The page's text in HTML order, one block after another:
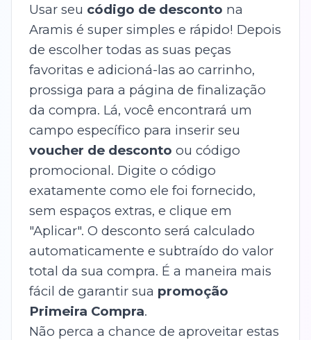
Usar seu código de desconto na
Aramis é super simples e rápido! Depois
de escolher todas as suas peças
favoritas e adicioná-las ao carrinho,
prossiga para a página de finalização
da compra. Lá, você encontrará um
campo específico para inserir seu
voucher de desconto ou código
promocional. Digite o código
exatamente como ele foi fornecido,
sem espaços extras, e clique em
"Aplicar". O desconto será calculado
automaticamente e subtraído do valor
total da sua compra. É a maneira mais
fácil de garantir sua promoção
Primeira Compra.
Não perca a chance de aproveitar estas